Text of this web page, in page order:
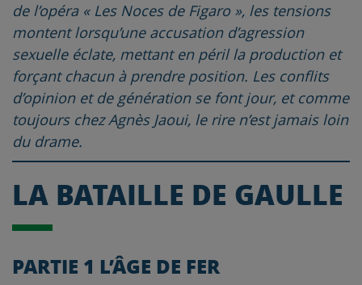
de l’opéra « Les Noces de Figaro », les tensions
montent lorsqu’une accusation d’agression
sexuelle éclate, mettant en péril la production et
forçant chacun à prendre position. Les conflits
d’opinion et de génération se font jour, et comme
toujours chez Agnès Jaoui, le rire n’est jamais loin
du drame.
LA BATAILLE DE GAULLE
PARTIE 1 L’ÂGE DE FER